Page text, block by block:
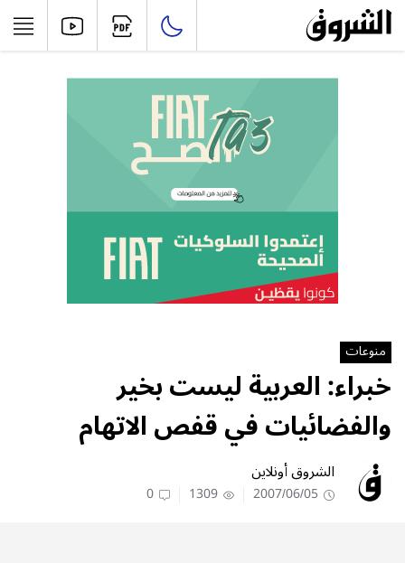
منوعات
خبراء: العربية ليست بخير
والفضائيات في قفص الاتهام
الشروق أونلاين
2007/06/05
1309
0